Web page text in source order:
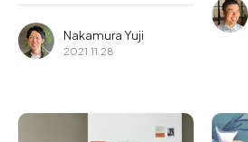
Nakamura Yuji
2021.11.28